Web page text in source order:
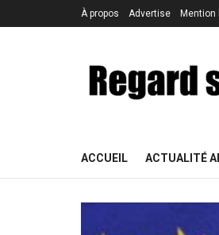
À propos Advertise Mention
ACCUEIL ACTUALITÉ